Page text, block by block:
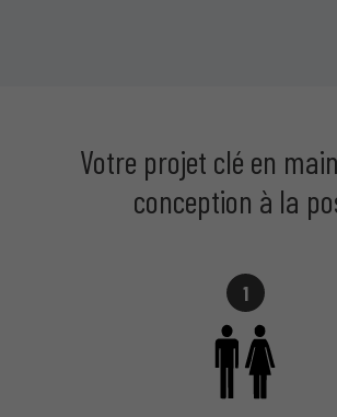
Votre projet clé en
conception à la
1